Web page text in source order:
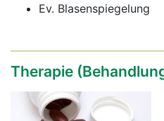
Ev. Blasenspiegelung
Therapie